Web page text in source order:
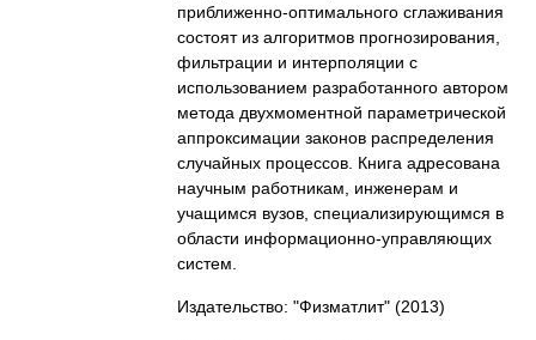
приближенно-оптимального сглаживания
состоят из алгоритмов прогнозирования,
фильтрации и интерполяции с
использованием разработанного автором
метода двухмоментной параметрической
аппроксимации законов распределения
случайных процессов. Книга адресована
научным работникам, инженерам и
учащимся вузов, специализирующимся в
области информационно-управляющих
систем.
Издательство: "Физматлит" (2013)